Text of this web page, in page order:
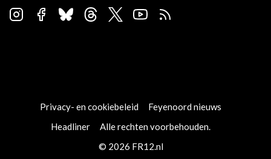
Privacy- en cookiebeleid
Feyenoord nieuws
Headliner
Alle rechten voorbehouden.
© 2026 FR12.nl